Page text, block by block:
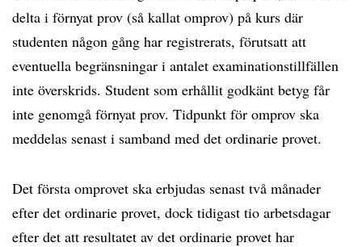
delta i förnyat prov (så kallat omprov) på kurs där
studenten någon gång har registrerats, förutsatt att
eventuella begränsningar i antalet examinationstillfällen
inte överskrids. Student som erhållit godkänt betyg får
inte genomgå förnyat prov. Tidpunkt för omprov ska
meddelas senast i samband med det ordinarie provet.
Det första omprovet ska erbjudas senast två månader
efter det ordinarie provet, dock tidigast tio arbetsdagar
efter det att resultatet av det ordinarie provet har